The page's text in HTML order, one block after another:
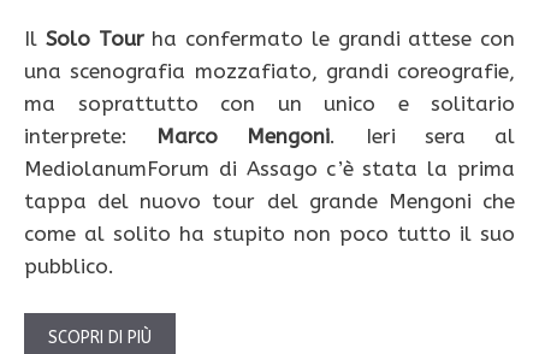
Il Solo Tourha confermato le grandi attese con
una scenografia mozzafiato, grandi coreografie,
ma soprattutto con un unico e solitario
interprete: Marco Mengoni. Ieri sera al
MediolanumForum di Assago c’è stata la prima
tappa del nuovo tour del grande Mengoni che
come al solito ha stupito non poco tutto il suo
pubblico.
SCOPRI DI PIÙ